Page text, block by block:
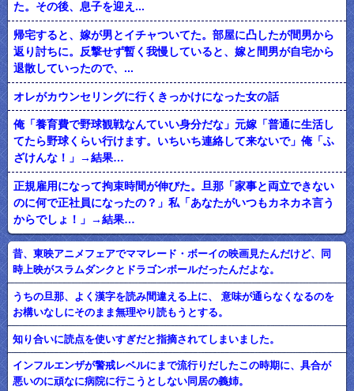
た。その後、息子を迎え...
帰宅すると、嫁が男とイチャついてた。部屋に凸したが間男から
返り討ちに。反撃せず暫く我慢していると、嫁と間男が自宅から
退散していったので、...
オレがカウンセリングに行くきっかけになった女の話
俺「養育費で野球観戦なんていい身分だな」元嫁「普通に生活し
てたら野球くらい行けます。いちいち連絡して来ないで」俺「ふ
ざけんな！」→結果…
正規雇用になって拘束時間が伸びた。旦那「家事と両立できない
のに何で正社員になったの？」私「あなたがいつもカネカネ言う
からでしょ！」→結果…
昔、東映アニメフェアでママレード・ボーイの映画見たんだけど、同
時上映がスラムダンクとドラゴンボールだったんだよな。
うちの旦那、よく漢字を読み間違える上に、 意味が通らなくなるのを
お構いなしにそのまま無理やり読もうとする。
知り合いに読点を使いすぎだと指摘されてしまいました。
インフルエンザが警戒レベルにまで流行りだしたこの時期に、具合が
悪いのに頑なに病院に行こうとしない同居の義姉。